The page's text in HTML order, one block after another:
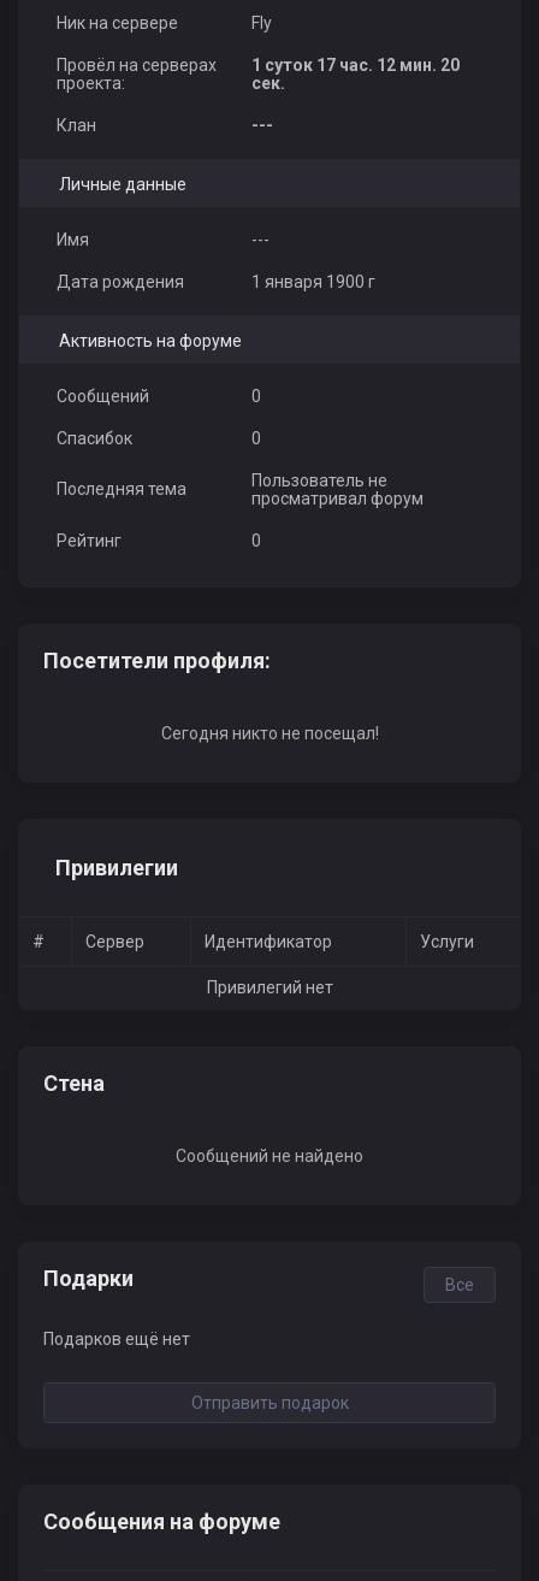
Ник на сервере Fly
Провёл на серверах
проекта:
1 суток 17 час. 12 мин. 20
сек.
Клан ---
Личные данные
Имя ---
Дата рождения 1 января 1900 г
Активность на форуме
Сообщений 0
Спасибок 0
Последняя тема
Пользователь не
просматривал форум
Рейтинг 0
Посетители профиля:
Сегодня никто не посещал!
Привилегии
# Сервер Идентификатор Услуги
Привилегий нет
Стена
Сообщений не найдено
Подарки Все
Подарков ещё нет
Отправить подарок
Сообщения на форуме